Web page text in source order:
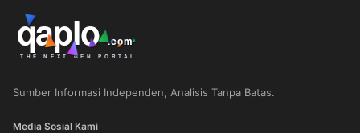
Sumber Informasi Independen, Analisis Tanpa Batas.
Media Sosial Kami